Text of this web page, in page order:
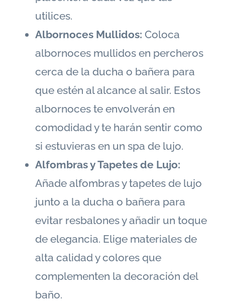
utilices.
Albornoces Mullidos: Coloca
albornoces mullidos en percheros
cerca de la ducha o bañera para
que estén al alcance al salir. Estos
albornoces te envolverán en
comodidad y te harán sentir como
si estuvieras en un spa de lujo.
Alfombras y Tapetes de Lujo:
Añade alfombras y tapetes de lujo
junto a la ducha o bañera para
evitar resbalones y añadir un toque
de elegancia. Elige materiales de
alta calidad y colores que
complementen la decoración del
baño.